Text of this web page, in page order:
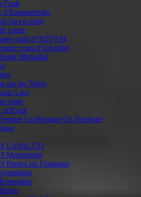
Funk
d’Entreprendre
en parle
coeur
midi d’ RTVFM
vous d’écholibri
Mutualité
sur les Tubes
Live
route
of Rock
Un Homme Un Territoire
LAPALUD
Mormoiron
Pernes les Fontaines